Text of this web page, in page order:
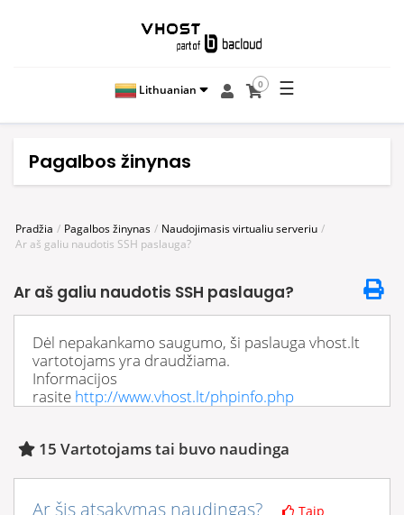
Lithuanian 0 ☰
Pagalbos žinynas
Pradžia Pagalbos žinynas
Naudojimasis virtualiu serveriu
Ar aš galiu naudotis SSH paslauga?
Ar aš galiu naudotis SSH paslauga?
Dėl nepakankamo saugumo, ši paslauga vhost.lt
vartotojams yra draudžiama.
Informacijos
rasite http://www.vhost.lt/phpinfo.php
15 Vartotojams tai buvo naudinga
Ar šis atsakymas naudingas?
Taip